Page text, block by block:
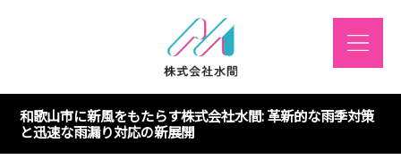
和歌山市に新風をもたらす株式会社水間: 革新的な雨季対策
と迅速な雨漏り対応の新展開